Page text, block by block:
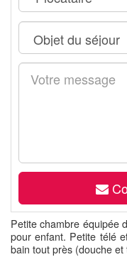
Petite chambre équipée
pour enfant. Petite télé
bain tout près (douche